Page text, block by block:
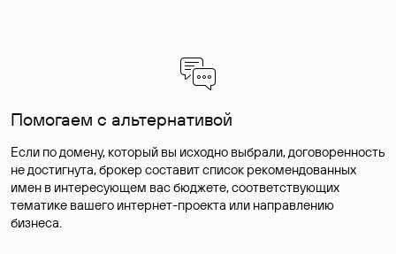
Помогаем с альтернативой
Если по домену, который вы исходно выбрали, договоренность
не достигнута, брокер составит список рекомендованных
имен в интересующем вас бюджете, соответствующих
тематике вашего интернет-проекта или направлению
бизнеса.